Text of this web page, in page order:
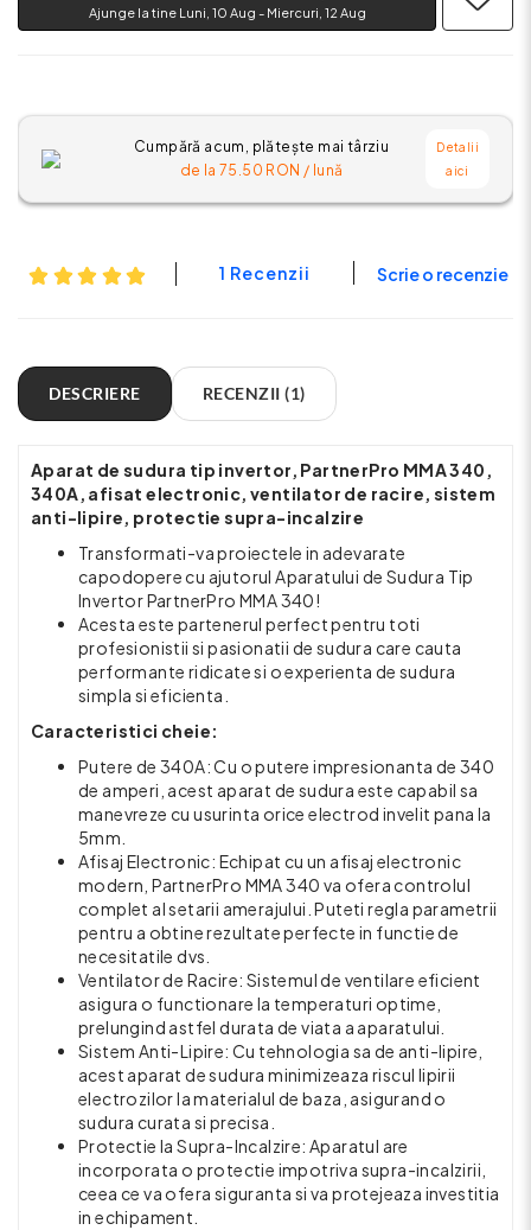
Ajunge la tine Luni, 10 Aug - Miercuri, 12 Aug
Cumpără acum, plătește mai târziu
de la75.50 RON / lună
Detalii
aici
1 Recenzii Scrie o recenzie
DESCRIERE RECENZII (1)
Aparat de sudura tip invertor, PartnerPro MMA 340,
340A, afisat electronic, ventilator de racire, sistem
anti-lipire, protectie supra-incalzire
Transformati-va proiectele in adevarate
capodopere cu ajutorul Aparatului de Sudura Tip
Invertor PartnerPro MMA 340!
Acesta este partenerul perfect pentru toti
profesionistii si pasionatii de sudura care cauta
performante ridicate si o experienta de sudura
simpla si eficienta.
Caracteristici cheie:
Putere de 340A: Cu o putere impresionanta de 340
de amperi, acest aparat de sudura este capabil sa
manevreze cu usurinta orice electrod invelit pana la
5mm.
Afisaj Electronic: Echipat cu un afisaj electronic
modern, PartnerPro MMA 340 va ofera controlul
complet al setarii amerajului. Puteti regla parametrii
pentru a obtine rezultate perfecte in functie de
necesitatile dvs.
Ventilator de Racire: Sistemul de ventilare eficient
asigura o functionare la temperaturi optime,
prelungind astfel durata de viata a aparatului.
Sistem Anti-Lipire: Cu tehnologia sa de anti-lipire,
acest aparat de sudura minimizeaza riscul lipirii
electrozilor la materialul de baza, asigurand o
sudura curata si precisa.
Protectie la Supra-Incalzire: Aparatul are
incorporata o protectie impotriva supra-incalzirii,
ceea ce va ofera siguranta si va protejeaza investitia
in echipament.